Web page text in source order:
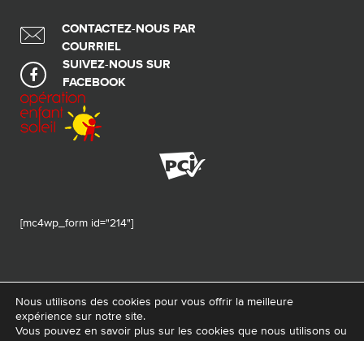
CONTACTEZ-NOUS PAR
COURRIEL
SUIVEZ-NOUS SUR
FACEBOOK
[mc4wp_form id="214"]
© 2026 Tous droits réservés - Fondation de ma vie – Pour la santé de la
Nous utilisons des cookies pour vous offrir la meilleure
expérience sur notre site.
Vous pouvez en savoir plus sur les cookies que nous utilisons ou